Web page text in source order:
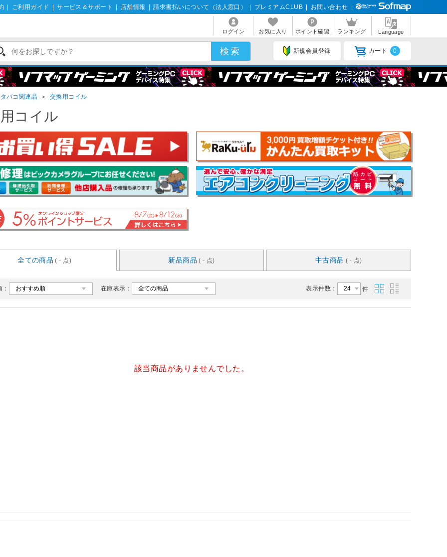
ご利用ガイド サービス＆サポート 店舗情報 請求書払いについて（法人窓口） プレミアムCLUB お問い合わせ
ログイン お気に入り ポイント確認 ランキング Language
新規会員登録 カート 0
バコ関連品 ＞ 交換用コイル
コイル
全ての商品 ( - 点) 新品商品 ( - 点) 中古商品 ( - 点)
在庫表示： 表示件数： 件
該当商品がありませんでした。